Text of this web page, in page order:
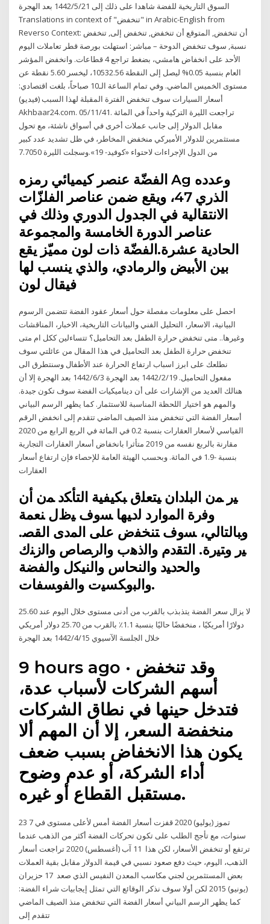
السوق التاريخية للفضة شاهدا على ذلك إلى 21‏‏/5‏‏/1442 بعد الهجرة
Translations in context of "تنخفض" in Arabic-English from
Reverso Context: أن تنخفض, المتوقع أن تنخفض, تنخفض إلى, تنخفض
نسبة, سوف تنخفض الدوحة – مباشر: استهلت بورصة قطر تعاملات اليوم
الأحد على انخفاض هامشي، بضغط تراجع 4 قطاعات. وانخفض المؤشر
العام بنسبة 0.05% ليصل إلى النقطة 10532.56، ليخسر 5.60 نقطة عن
مستوى الخميس الماضي. وفي تمام الساعة الـ10 صباحاً، بلغت اقتصادي:
أسعار السيارات سوف تنخفض الفترة المقبلة لهذا السبب (فيديو)
Akhbaar24.com. 05/11/41. تراجعت الليرة التركية واحداً في المائة
مقابل الدولار إلى جانب عملات أخرى في أسواق ناشئة، مع تحول
مستثمرين للدولار الأميركي منخفض المخاطر، في ظل تشديد عدد كبير
من الدول الإجراءات لاحتواء «كوفيد- 19».وسجلت الليرة 7.7050
الفضّة عنصر كيميائي رمزه Ag وعدده
الذري 47، ويقع ضمن عناصر الفلزّات
الانتقالية في الجدول الدوري وذلك في
عناصر الدورة الخامسة والمجموعة
الحادية عشرة.الفضّة ذات لون مميّز يقع
بين الأبيض والرمادي، والذي ينسب لها
فيقال لون
احصل على معلومات مفصلة حول أسعار عقود الفضة تتضمن الرسوم
البيانية، الاسعار، التحليل الفني والبيانات التاريخية، الاخبار، المناقشات
وغيرها.. متى تنخفض حرارة الطفل بعد التحاميل؟ تتساءلين ككل ام متى
تنخفض حرارة الطفل بعد التحاميل في هذا المقال من عائلتي سوف
نطلعك على ابرز اسباب ارتفاع الحرارة عند الأطفال وسنتطرق الى
مفعول التحاميل. 19‏‏/2‏‏/1442 بعد الهجرة 3‏‏/6‏‏/1442 بعد الهجرة إلا أن
هنالك العديد من الإشارات على أن ديناميكيات الفضة سوف تكون جيدة.
والمهم هو اختيار اللحظة المناسبة للاستثمار. كما يظهر الرسم البياني
أسعار الفضة التي تنخفض منذ الصيف الماضي تتقدم إلى انخفض الرقم
القياسي لأسعار العقارات بنسبة 0.2 في المائة في الربع الرابع من 2020
مقارنة بالربع نفسه من 2019 متأثرا بانخفاض أسعار العقارات التجارية
بنسبة -1.9 في المائة. وبحسب الهيئة العامة للإحصاء فإن ارتفاع أسعار
العقارات
ﻴﺭ ﻤﻥ ﺍﻟﺒﻠﺩﺍﻥ ﻴﺘﻌﻠﻕ ﺒﻜﻴﻔﻴﺔ ﺍﻟﺘﺄﻜﺩ ﻤﻥ ﺃﻥ
ﻭﻓﺭﺓ ﺍﻟﻤﻭﺍﺭﺩ ﻟﺩﻴﻬﺎ ﺴﻭﻑ ﻴﻅل ﻨﻌﻤﺔ
ﻭﺒﺎﻟﺘﺎﻟﻲ، ﺴﻭﻑ ﺘﻨﺨﻔﺽ ﻋﻠﻰ ﺍﻟﻤﺩﻯ ﺍﻟﻘﺼ.
ﻴﺭ ﻭﺘﻴﺭﺓ. ﺍﻟﺘﻘﺩﻡ ﻭﺍﻟﺫﻫﺏ ﻭﺍﻟﺭﺼﺎﺹ ﻭﺍﻟﺯﻨﻙ
ﻭﺍﻟﺤﺩﻴﺩ ﻭﺍﻟﻨﺤﺎﺱ ﻭﺍﻟﻨﻴﻜل ﻭﺍﻟﻔﻀﺔ
ﻭﺍﻟﺒﻭﻜﺴﻴﺕ ﻭﺍﻟﻔﻭﺴﻔﺎﺕ.
لا يزال سعر الفضة يتذبذب بالقرب من أدنى مستوى خلال اليوم عند 25.60
دولارًا أمريكيًا ، منخفضًا حاليًا بنسبة 1.1٪ بالقرب من 25.70 دولار أمريكي
خلال الجلسة الآسيوي 15‏‏/4‏‏/1442 بعد الهجرة
9 hours ago · وقد تنخفض
أسهم الشركات لأسباب عدة،
فتدخل حينها في نطاق الشركات
منخفضة السعر، إلا أن المهم ألا
يكون هذا الانخفاض بسبب ضعف
أداء الشركة، أو عدم وضوح
مستقبل القطاع أو غيره.
23 تموز (يوليو) 2020 قفزت أسعار الفضة أمس لأعلى مستوى في 7
سنوات، مع تأجج الطلب على تكون تحركات الفضة أكثر من الذهب عندما
ترتفع أو تنخفض الأسعار، لكن هذا 11 آب (أغسطس) 2020 تراجعت أسعار
الذهب، اليوم، حيث دفع صعود نسبي في قيمة الدولار مقابل بقية العملات
بعض المستثمرين لجني مكاسب المعدن النفيس الذي صعد 17 حزيران
(يونيو) 2015 لكن أولا سوف نذكر الوقائع التي تمثل إيجابيات شراء الفضة:
كما يظهر الرسم البياني أسعار الفضة التي تنخفض منذ الصيف الماضي